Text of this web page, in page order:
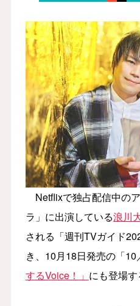
Netflixで独占配信中の
ラ」に出演している浪川
される「週刊TVガイド
き、10月18日発売の「
するVoice！」 にも登場す